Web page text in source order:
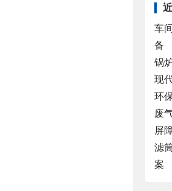
车
备
锅
现
环
废
屏
滤
案